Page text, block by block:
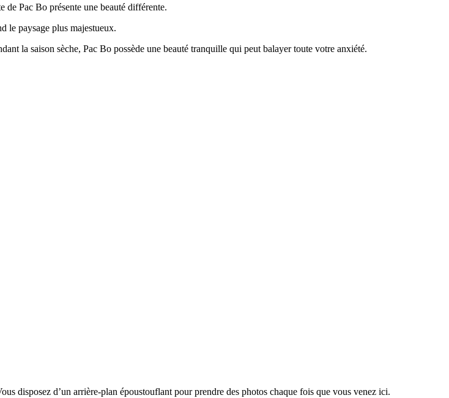
de Pac Bo présente une beauté différente.
le paysage plus majestueux.
la saison sèche, Pac Bo possède une beauté tranquille qui peut balayer toute votre anxiété.
disposez d’un arrière-plan époustouflant pour prendre des photos chaque fois que vous venez ici.